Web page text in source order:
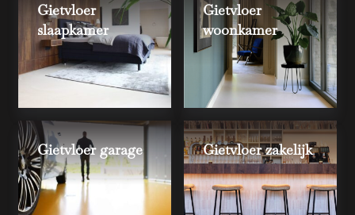
Gietvloer
slaapkamer
Gietvloer
woonkamer
Gietvloer garage Gietvloer zakelijk